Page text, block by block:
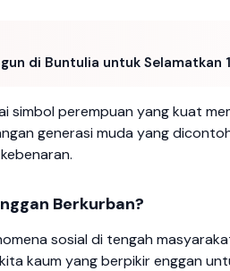
di Buntulia untuk
simbol perempuan yang kuat
generasi muda yang
Berkurban?
sosial di tengah
kaum yang berpikir enggan